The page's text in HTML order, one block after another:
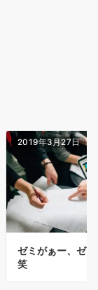
2019年3月27日
ゼミがぁー、ゼ
笑